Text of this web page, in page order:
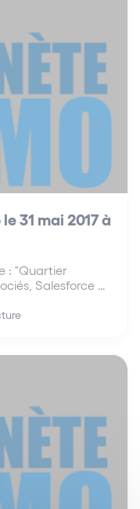
31 mai 2017 à
: "Quartier
Salesforce et
Immo le